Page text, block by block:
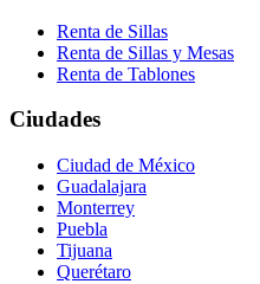
Renta de Sillas
Renta de Sillas y Mesas
Renta de Tablones
Ciudades
Ciudad de México
Guadalajara
Monterrey
Puebla
Tijuana
Querétaro